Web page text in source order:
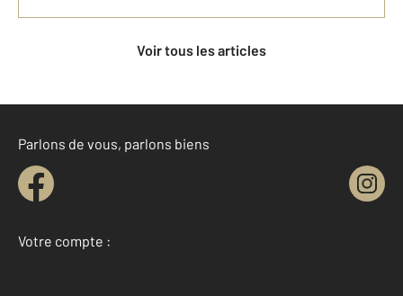
Voir tous les articles
Parlons de vous, parlons biens
Votre compte :
Accéder à mon compte